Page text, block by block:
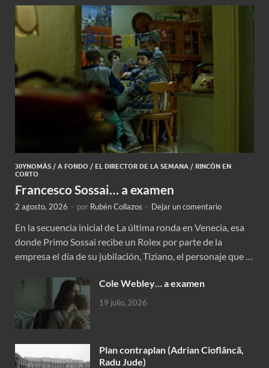
30YNOMÁS / A FONDO / EL DIRECTOR DE LA SEMANA / RINCÓN EN
CORTO
Francesco Sossai… a examen
2 agosto, 2026 - por Rubén Collazos - Dejar un comentario
En la secuencia inicial de La última ronda en Venecia, esa
donde Primo Sossai recibe un Rolex por parte de la
empresa el día de su jubilación, Tiziano, el personaje que …
Cole Webley… a examen
19 julio, 2026
Plan contraplan (Adrian Cioflâncã,
Radu Jude)